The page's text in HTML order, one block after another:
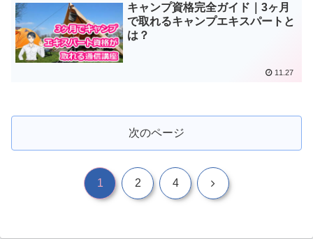
キャンプ資格完全ガイド｜3ヶ月
で取れるキャンプエキスパートと
は？
11.27
次のページ
1 2 4 次